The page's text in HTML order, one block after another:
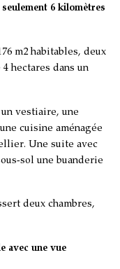
6 kilomètres
m2 habitables, deux
hectares dans un
vestiaire, une
cuisine aménagée
Une suite avec
sol une buanderie
deux chambres,
avec une vue